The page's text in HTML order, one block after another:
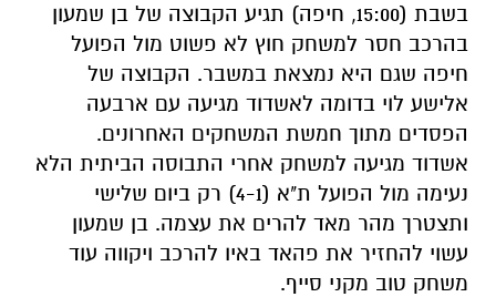
בשבת (15:00, חיפה) תגיע הקבוצה של בן שמעון
בהרכב חסר למשחק חוץ לא פשוט מול הפועל
חיפה שגם היא נמצאת במשבר. הקבוצה של
אלישע לוי בדומה לאשדוד מגיעה עם ארבעה
הפסדים מתוך חמשת המשחקים האחרונים.
אשדוד מגיעה למשחק אחרי התבוסה הביתית הלא
נעימה מול הפועל ת"א (4-1) רק ביום שלישי
ותצטרך מהר מאד להרים את עצמה. בן שמעון
עשוי להחזיר את פהאד באיו להרכב ויקווה עוד
משחק טוב מקני סייף.